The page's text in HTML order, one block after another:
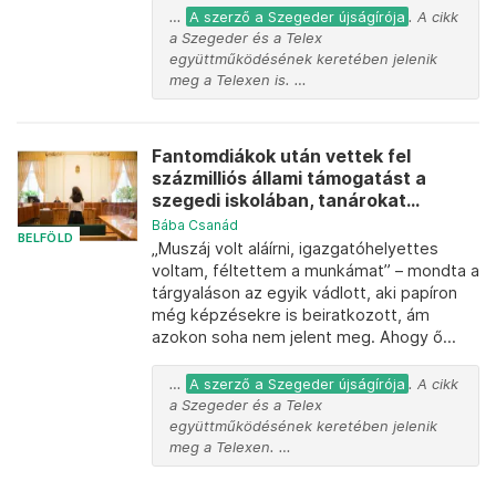
… A szerző a Szegeder újságírója . A cikk
a Szegeder és a Telex
együttműködésének keretében jelenik
meg a Telexen is. …
BELFÖLD
Fantomdiákok után vettek fel
százmilliós állami támogatást a
szegedi iskolában, tanárokat...
Bába Csanád
„Muszáj volt aláírni, igazgatóhelyettes
voltam, féltettem a munkámat” – mondta a
tárgyaláson az egyik vádlott, aki papíron
még képzésekre is beiratkozott, ám
azokon soha nem jelent meg. Ahogy ő...
… A szerző a Szegeder újságírója . A cikk
a Szegeder és a Telex
együttműködésének keretében jelenik
meg a Telexen. …